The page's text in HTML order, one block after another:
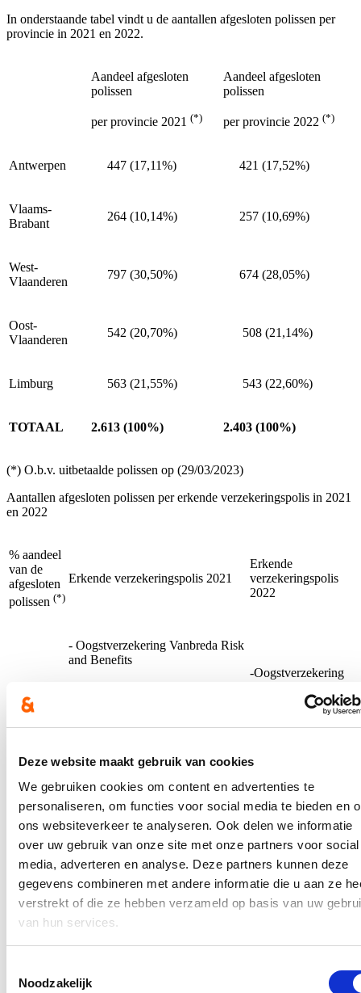
Deze website maakt gebruik van cookies
We gebruiken cookies om content en advertenties te
personaliseren, om functies voor social media te bieden en
ons websiteverkeer te analyseren. Ook delen we informatie
over uw gebruik van onze site met onze partners voor social
media, adverteren en analyse. Deze partners kunnen deze
gegevens combineren met andere informatie die u aan ze
verstrekt of die ze hebben verzameld op basis van uw
van hun services.
Noodzakelijk
In onderstaande tabel vindt u de aantallen afgesloten polissen per
provincie in 2021 en 2022.
Aandeel afgesloten
polissen
per provincie 2021 (*)
Aandeel afgesloten
polissen
per provincie 2022 (*)
Antwerpen 447 (17,11%) 421 (17,52%)
Vlaams-
Brabant
264 (10,14%) 257 (10,69%)
West-
Vlaanderen
797 (30,50%) 674 (28,05%)
Oost-
Vlaanderen
542 (20,70%) 508 (21,14%)
Limburg 563 (21,55%) 543 (22,60%)
TOTAAL 2.613 (100%) 2.403 (100%)
(*) O.b.v. uitbetaalde polissen op (29/03/2023)
Aantallen afgesloten polissen per erkende verzekeringspolis in 2021
en 2022
% aandeel
van de
afgesloten
polissen (*)
Erkende verzekeringspolis 2021
Erkende
verzekeringspolis
2022
- Oogstverzekering Vanbreda Risk
and Benefits
Amlin Insurance SE
-Oogstverzekering
and Benefits
>10-25%
- Brede Weersverzekering Agriver
BA/Brede weersverzekering
Vlaams Gewest, Brede
weersverzekering Vlaams Gewest
met alternatieve dekking BFAO
U.A.
- Secufarm 6 – Vereinigte Hagel
- Brede weersverzekering België
Weersverzekering
Agriver BA/Brede
Vlaams Gewest
BFAO U.A.
- Secufarm 6 –
weersverzekering